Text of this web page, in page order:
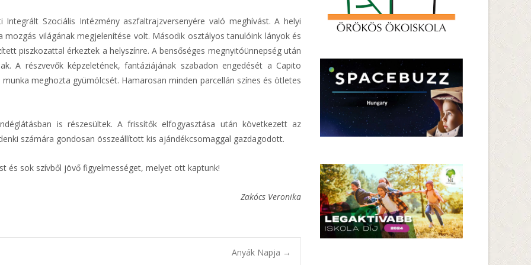
Szociális Intézmény aszfaltrajzversenyére való meghívást. A helyi
világának megjelenítése volt. Második osztályos tanulóink lányok és
piszkozattal érkeztek a helyszínre. A bensőséges megnyitóünnepség után
A részvevők képzeletének, fantáziájának szabadon engedését a Capito
meghozta gyümölcsét. Hamarosan minden parcellán színes és ötletes
is részesültek. A frissítők elfogyasztása után következett az
számára gondosan összeállított kis ajándékcsomaggal gazdagodott.
és sok szívből jövő figyelmességet, melyet ott kaptunk!
Zakócs Veronika
Anyák Napja →